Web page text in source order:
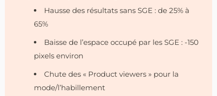
Hausse des résultats sans SGE : de 25% à
65%
Baisse de l’espace occupé par les SGE : -150
pixels environ
Chute des « Product viewers » pour la
mode/l’habillement